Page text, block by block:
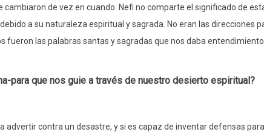
de vez en cuando. Nefi no comparte el significado de
a su naturaleza espiritual y sagrada. No eran las direcciones
fueron las palabras santas y sagradas que nos daba
para que nos guie a través de nuestro desierto espiritual?
advertir contra un desastre, y si es capaz de inventar defensas